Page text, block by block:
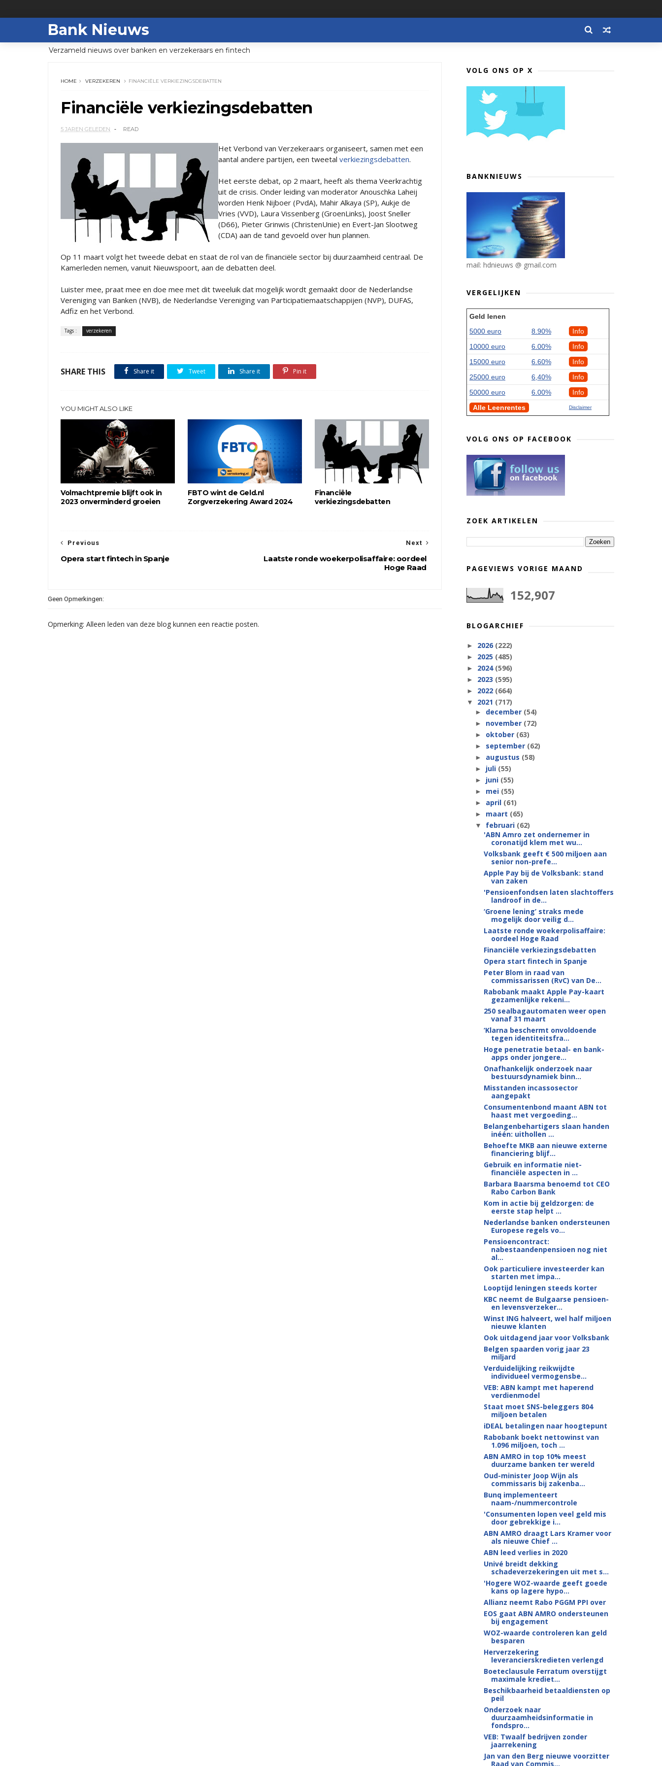
Bank Nieuws
Verzameld nieuws over banken en verzekeraars en fintech
HOME VERZEKEREN FINANCIËLE VERKIEZINGSDEBATTEN
Financiële verkiezingsdebatten
5 JAREN GELEDEN READ
Het Verbond van Verzekeraars organiseert, samen met een
aantal andere partijen, een tweetal verkiezingsdebatten.
Het eerste debat, op 2 maart, heeft als thema Veerkrachtig
uit de crisis. Onder leiding van moderator Anouschka Laheij
worden Henk Nijboer (PvdA), Mahir Alkaya (SP), Aukje de
Vries (VVD), Laura Vissenberg (GroenLinks), Joost Sneller
(D66), Pieter Grinwis (ChristenUnie) en Evert-Jan Slootweg
(CDA) aan de tand gevoeld over hun plannen.
Op 11 maart volgt het tweede debat en staat de rol van de financiële sector bij duurzaamheid centraal. De
Kamerleden nemen, vanuit Nieuwspoort, aan de debatten deel.
Luister mee, praat mee en doe mee met dit tweeluik dat mogelijk wordt gemaakt door de Nederlandse
Vereniging van Banken (NVB), de Nederlandse Vereniging van Participatiemaatschappijen (NVP), DUFAS,
Adfiz en het Verbond.
Tags : verzekeren
SHARE THIS Share it Tweet Share it Pin it
YOU MIGHT ALSO LIKE
Volmachtpremie blijft ook in
2023 onverminderd groeien
FBTO wint de Geld.nl
Zorgverzekering Award 2024
Financiële
verkiezingsdebatten
Next
Laatste ronde woekerpolisaffaire: oordeel
Hoge Raad
Previous
Opera start fintech in Spanje
Geen Opmerkingen:
Opmerking: Alleen leden van deze blog kunnen een reactie posten.
VOLG ONS OP X
BANKNIEUWS
mail: hdnieuws @ gmail.com
VERGELIJKEN
Geld lenen
5000 euro
8.90%
Info
10000 euro
6.00%
Info
15000 euro
6.60%
Info
25000 euro
6,40%
Info
50000 euro
6.00%
Info
Alle Leenrentes
Disclaimer
VOLG ONS OP FACEBOOK
ZOEK ARTIKELEN
PAGEVIEWS VORIGE MAAND
152,907
BLOGARCHIEF
► 2026 (222)
► 2025 (485)
► 2024 (596)
► 2023 (595)
► 2022 (664)
▼ 2021 (717)
► december (54)
► november (72)
► oktober (63)
► september (62)
► augustus (58)
► juli (55)
► juni (55)
► mei (55)
► april (61)
► maart (65)
▼ februari (62)
'ABN Amro zet ondernemer in
coronatijd klem met wu...
Volksbank geeft € 500 miljoen aan
senior non-prefe...
Apple Pay bij de Volksbank: stand
van zaken
'Pensioenfondsen laten slachtoffers
landroof in de...
‘Groene lening’ straks mede
mogelijk door veilig d...
Laatste ronde woekerpolisaffaire:
oordeel Hoge Raad
Financiële verkiezingsdebatten
Opera start fintech in Spanje
Peter Blom in raad van
commissarissen (RvC) van De...
Rabobank maakt Apple Pay-kaart
gezamenlijke rekeni...
250 sealbagautomaten weer open
vanaf 31 maart
‘Klarna beschermt onvoldoende
tegen identiteitsfra...
Hoge penetratie betaal- en bank-
apps onder jongere...
Onafhankelijk onderzoek naar
bestuursdynamiek binn...
Misstanden incassosector
aangepakt
Consumentenbond maant ABN tot
haast met vergoeding...
Belangenbehartigers slaan handen
inéén: uithollen ...
Behoefte MKB aan nieuwe externe
financiering blijf...
Gebruik en informatie niet-
financiële aspecten in ...
Barbara Baarsma benoemd tot CEO
Rabo Carbon Bank
Kom in actie bij geldzorgen: de
eerste stap helpt ...
Nederlandse banken ondersteunen
Europese regels vo...
Pensioencontract:
nabestaandenpensioen nog niet
al...
Ook particuliere investeerder kan
starten met impa...
Looptijd leningen steeds korter
KBC neemt de Bulgaarse pensioen-
en levensverzeker...
Winst ING halveert, wel half miljoen
nieuwe klanten
Ook uitdagend jaar voor Volksbank
Belgen spaarden vorig jaar 23
miljard
Verduidelijking reikwijdte
individueel vermogensbe...
VEB: ABN kampt met haperend
verdienmodel
Staat moet SNS-beleggers 804
miljoen betalen
iDEAL betalingen naar hoogtepunt
Rabobank boekt nettowinst van
1.096 miljoen, toch ...
ABN AMRO in top 10% meest
duurzame banken ter wereld
Oud-minister Joop Wijn als
commissaris bij zakenba...
Bunq implementeert
naam-/nummercontrole
'Consumenten lopen veel geld mis
door gebrekkige i...
ABN AMRO draagt Lars Kramer voor
als nieuwe Chief ...
ABN leed verlies in 2020
Univé breidt dekking
schadeverzekeringen uit met s...
'Hogere WOZ-waarde geeft goede
kans op lagere hypo...
Allianz neemt Rabo PGGM PPI over
EOS gaat ABN AMRO ondersteunen
bij engagement
WOZ-waarde controleren kan geld
besparen
Herverzekering
leverancierskredieten verlengd
Boeteclausule Ferratum overstijgt
maximale krediet...
Beschikbaarheid betaaldiensten op
peil
Onderzoek naar
duurzaamheidsinformatie in
fondspro...
VEB: Twaalf bedrijven zonder
jaarrekening
Jan van den Berg nieuwe voorzitter
Raad van Commis...